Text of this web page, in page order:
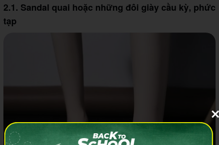
2.1. Sandal quai hoặc những đôi giày cầu kỳ, phức
tạp